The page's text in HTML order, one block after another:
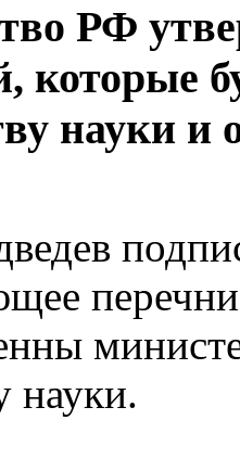
РФ
которые
науки и
науки.